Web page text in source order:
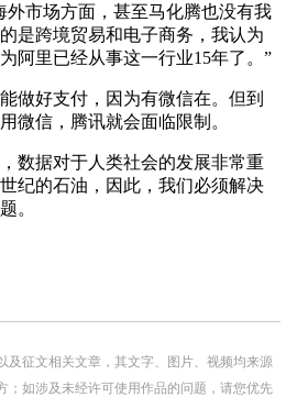
外市场方面，甚至马化腾也没有我
是跨境贸易和电子商务，我认为
阿里已经从事这一行业15年了。”
好支付，因为有微信在。但到
微信，腾讯就会面临限制。
据对于人类社会的发展非常重
纪的石油，因此，我们必须解决
。
及征文相关文章，其文字、图片、视频均来源
；如涉及未经许可使用作品的问题，请您优先